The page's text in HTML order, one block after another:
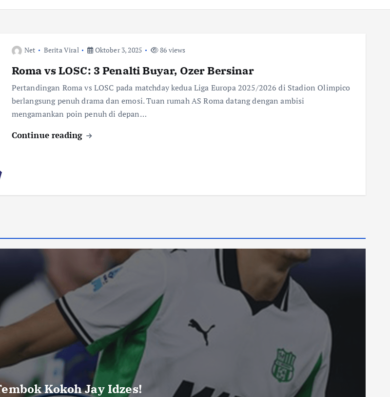
Net Berita Viral Oktober 3, 2025 86 views
Roma vs LOSC: 3 Penalti Buyar, Ozer Bersinar
Pertandingan Roma vs LOSC pada matchday kedua Liga Europa 2025/2026 di Stadion Olimpico
berlangsung penuh drama dan emosi. Tuan rumah AS Roma datang dengan ambisi
mengamankan poin penuh di depan…
Continue reading
Kokoh Jay Idzes!